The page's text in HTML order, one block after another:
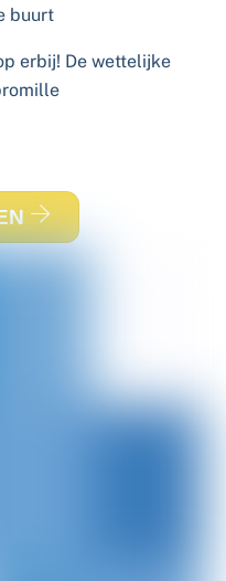
buurt
erbij! De wettelijke